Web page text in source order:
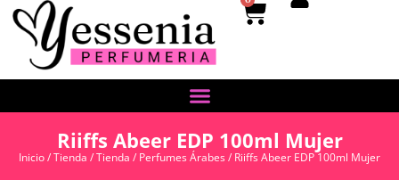
Riiffs Abeer EDP 100ml Mujer
Inicio/Tienda /Tienda / Perfumes Árabes/ Riiffs Abeer EDP 100ml Mujer